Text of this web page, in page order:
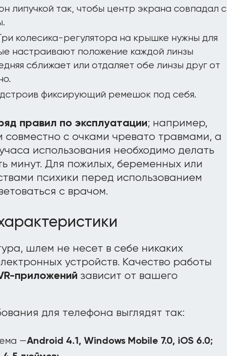
липучкой так, чтобы центр экрана совпадал с
колесика-регулятора на крышке нужны для
настраивают положение каждой линзы
сближает или отдаляет обе линзы друг от
фиксирующий ремешок под себя.
правил по эксплуатации; например,
совместно с очками чревато травмами, а
использования необходимо делать
минут. Для пожилых, беременных или
психики перед использованием
с врачом.
шлем не несет в себе никаких
устройств. Качество работы
приложений зависит от вашего
для телефона выглядят так:
—Android 4.1, Windows Mobile 7.0, iOS 6.0;